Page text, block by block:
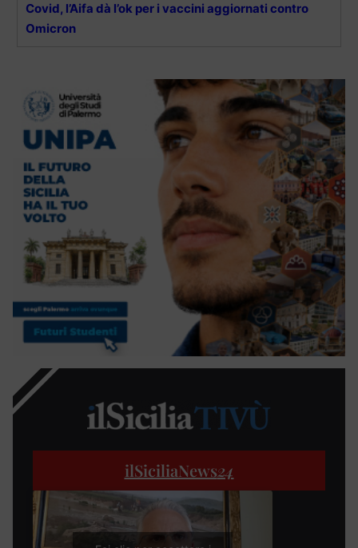
Covid, l’Aifa dà l’ok per i vaccini aggiornati contro
Omicron
ilSiciliaNews24